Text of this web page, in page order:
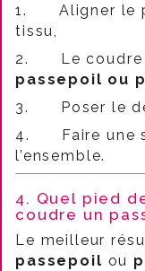
1.
Aligner le
tissu,
2.
Le
passepoil ou
3.
Poser le
4.
Faire une
l’ensemble.
4. Quel pied
coudre un
Le meilleur
passepoil ou